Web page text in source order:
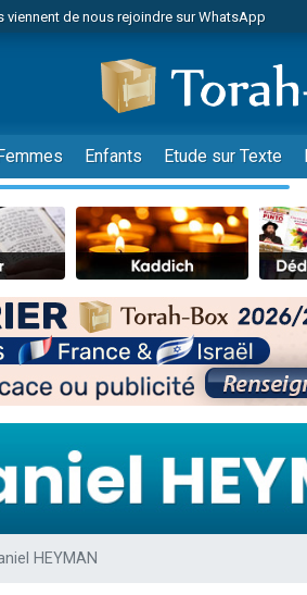
viennent de nous rejoindre sur WhatsApp
viennent de faire un don pour 1 Journée de
viennent de demander une bénédiction
viennent de nous rejoindre sur WhatsApp
places pour étudier en groupe sur Zoom
viennent de faire un don pour Diane, 80
donner son Maasser
viennent de nous rejoindre sur WhatsApp
viennent de nous rejoindre sur WhatsApp
viennent de faire un don pour 5 jours de
de donner son Maasser
viennent de demander une bénédiction
viennent de faire un don pour Sauvez la
places pour étudier en groupe sur Zoom
musiques dans Torah-Box Music
Enfants Etude sur Texte
HEYMAN